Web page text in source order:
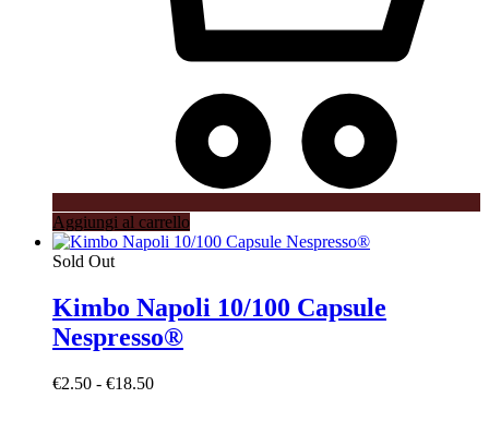
Aggiungi al carrello
Sold Out
Kimbo Napoli 10/100 Capsule
Nespresso®
€2.50 - €18.50Fascia